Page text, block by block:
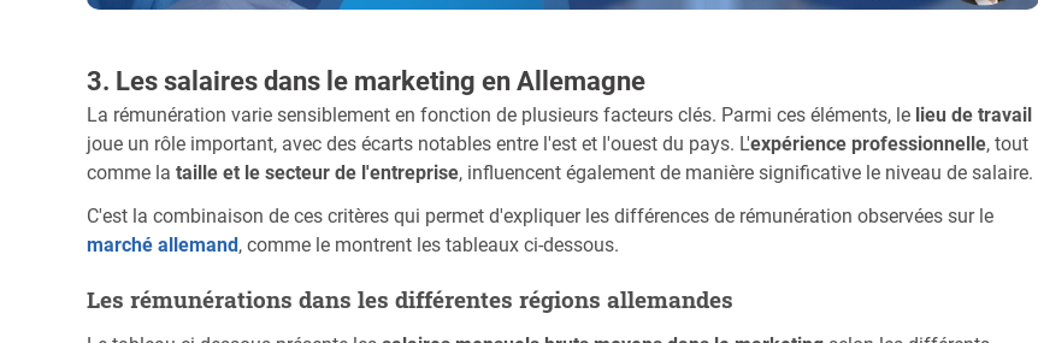
3. Les salaires dans le marketing en Allemagne
La rémunération varie sensiblement en fonction de plusieurs facteurs clés. Parmi ces éléments, le lieu de travail
joue un rôle important, avec des écarts notables entre l'est et l'ouest du pays. L'expérience professionnelle, tout
comme la taille et le secteur de l'entreprise, influencent également de manière significative le niveau de salaire.
C'est la combinaison de ces critères qui permet d'expliquer les différences de rémunération observées sur le
marché allemand , comme le montrent les tableaux ci-dessous.
Les rémunérations dans les différentes régions allemandes